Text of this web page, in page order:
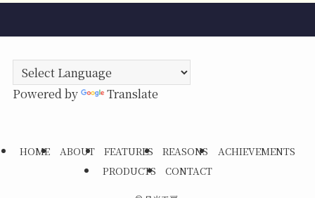
Powered by Translate
HOME ABOUT FEATURES REASONS
ACHIEVEMENTS
PRODUCTS
CONTACT